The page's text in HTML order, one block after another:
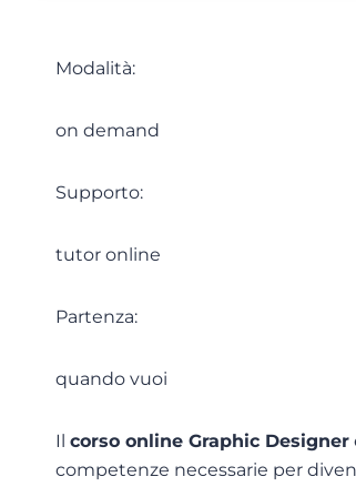
Modalità:
on demand
Supporto:
tutor online
Partenza:
quando vuoi
Il corso online Graphic Designer
competenze necessarie per